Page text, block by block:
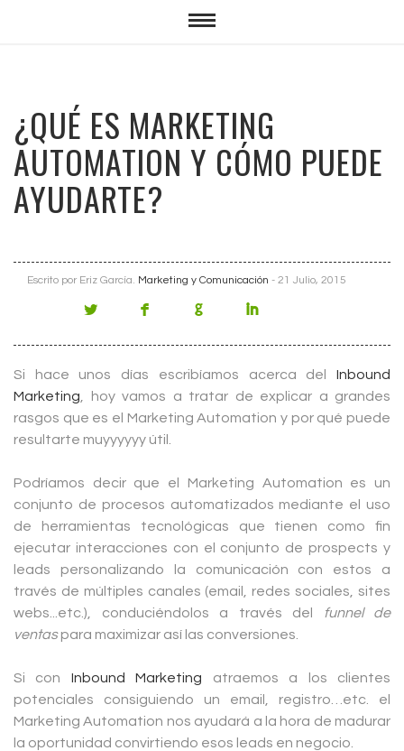
¿QUÉ ES MARKETING
AUTOMATION Y CÓMO PUEDE
AYUDARTE?
Escrito por Eriz García. Marketing y Comunicación - 21 Julio, 2015
Si hace unos días escribíamos acerca del Inbound
Marketing , hoy vamos a tratar de explicar a grandes
rasgos que es el Marketing Automation y por qué puede
resultarte muyyyyyy útil.
Podríamos decir que el Marketing Automation es un
conjunto de procesos automatizados mediante el uso
de herramientas tecnológicas que tienen como fin
ejecutar interacciones con el conjunto de prospects y
leads personalizando la comunicación con estos a
través de múltiples canales (email, redes sociales, sites
webs...etc.), conduciéndolos a través del
funnel de
ventaspara maximizar así las conversiones.
Si con Inbound Marketing atraemos a los clientes
potenciales consiguiendo un email, registro…etc. el
Marketing Automation nos ayudará a la hora de madurar
la oportunidad convirtiendo esos leads en negocio.